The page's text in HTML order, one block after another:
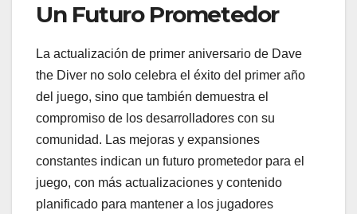
Un Futuro Prometedor
La actualización de primer aniversario de Dave
the Diver no solo celebra el éxito del primer año
del juego, sino que también demuestra el
compromiso de los desarrolladores con su
comunidad. Las mejoras y expansiones
constantes indican un futuro prometedor para el
juego, con más actualizaciones y contenido
planificado para mantener a los jugadores